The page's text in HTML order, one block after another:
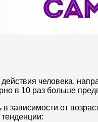
человека,
в 10 раз больше
зависимости от